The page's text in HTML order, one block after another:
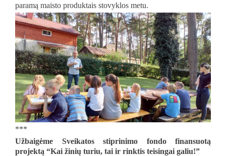
paramą maisto produktais stovyklos metu.
***
Užbaigėme Sveikatos stiprinimo fondo finansuotą
projektą “Kai žinių turiu, tai ir rinktis teisingai galiu!”